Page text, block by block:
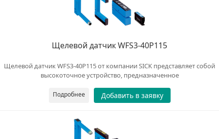
Щелевой датчик WFS3-40P115
Щелевой датчик WFS3-40P115 от компании SICK представляет собой
высокоточное устройство, предназначенное
Подробнее Добавить в заявку